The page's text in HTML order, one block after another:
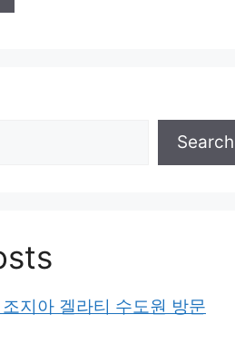
Search
지아 겔라티 수도원 방문